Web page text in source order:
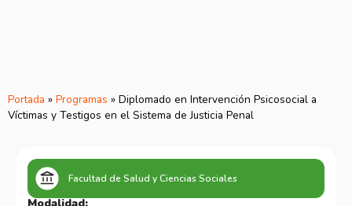
Portada » Programas » Diplomado en Intervención Psicosocial a
Víctimas y Testigos en el Sistema de Justicia Penal
Facultad de Salud y Ciencias Sociales